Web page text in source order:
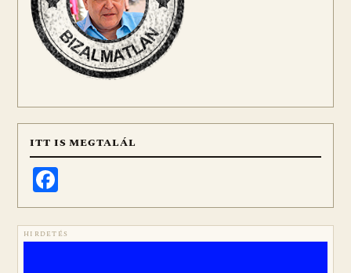
ITT IS MEGTALÁL
HIRDETÉS